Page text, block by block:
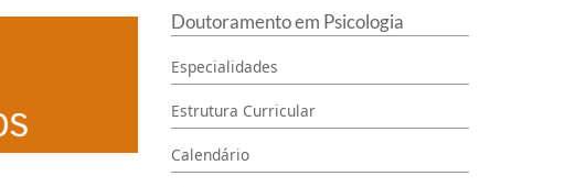
Doutoramento em Psicologia
Especialidades
Estrutura Curricular
Calendário